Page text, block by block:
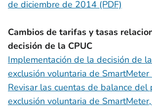
de diciembre de 2014 (PDF)
Cambios de tarifas y tasas
decisión de la CPUC
Implementación de la decisión de
exclusión voluntaria de
Revisar las cuentas de balance del
exclusión voluntaria de